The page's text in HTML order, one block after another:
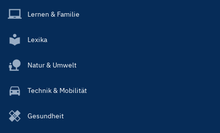
Lernen & Familie
Lexika
Natur & Umwelt
Technik & Mobilität
Gesundheit